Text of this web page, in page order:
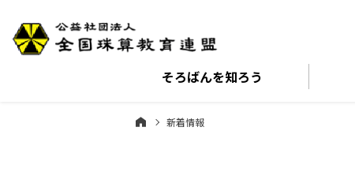
そろばんを知ろう
新着情報